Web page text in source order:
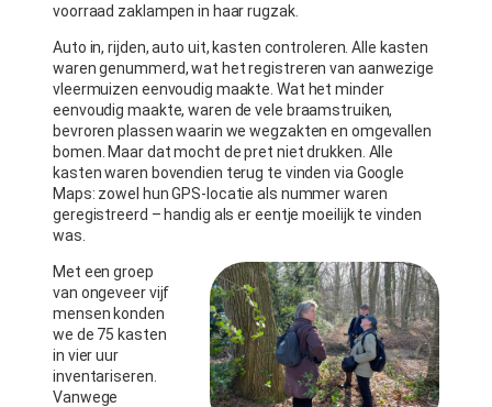
voorraad zaklampen in haar rugzak.
Auto in, rijden, auto uit, kasten controleren. Alle kasten
waren genummerd, wat het registreren van aanwezige
vleermuizen eenvoudig maakte. Wat het minder
eenvoudig maakte, waren de vele braamstruiken,
bevroren plassen waarin we wegzakten en omgevallen
bomen. Maar dat mocht de pret niet drukken. Alle
kasten waren bovendien terug te vinden via Google
Maps: zowel hun GPS-locatie als nummer waren
geregistreerd – handig als er eentje moeilijk te vinden
was.
Met een groep
van ongeveer vijf
mensen konden
we de 75 kasten
in vier uur
inventariseren.
Vanwege